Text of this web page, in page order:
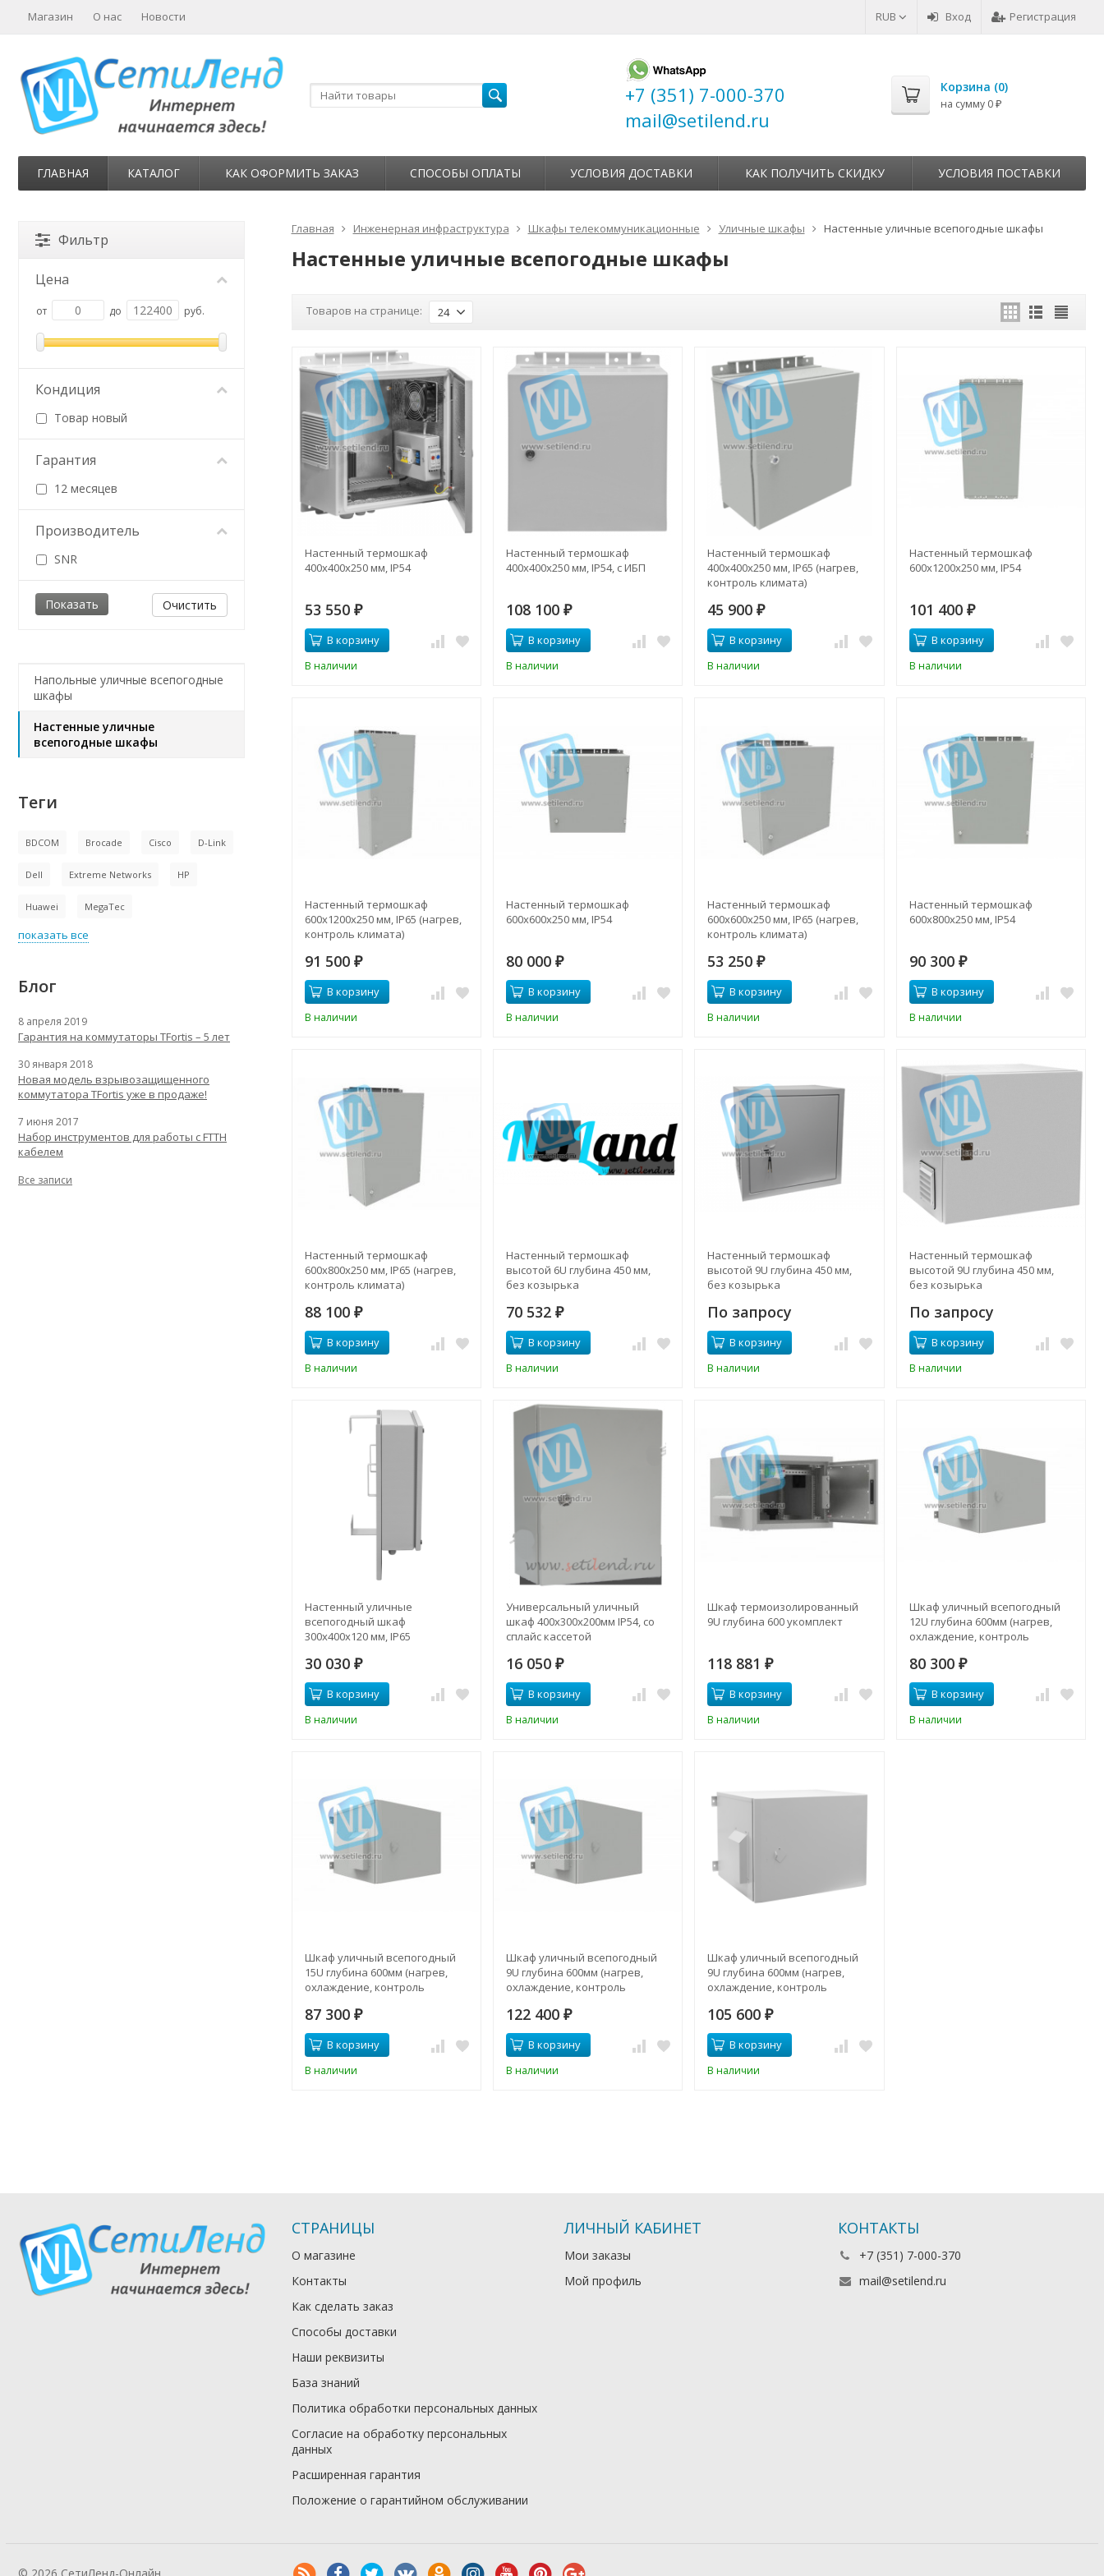
RUB Вход Регистрация
Магазин О нас Новости
+7 (351) 7-000-370
mail@setilend.ru
Корзина (0)
на сумму 0 ₽
ГЛАВНАЯ КАТАЛОГ КАК ОФОРМИТЬ ЗАКАЗ СПОСОБЫ ОПЛАТЫ УСЛОВИЯ ДОСТАВКИ КАК ПОЛУЧИТЬ СКИДКУ УСЛОВИЯ ПОСТАВКИ
Главная Инженерная инфраструктура Шкафы телекоммуникационные Уличные шкафы Настенные уличные всепогодные шкафы
Настенные уличные всепогодные шкафы
Товаров на странице: 24
Настенный термошкаф
400x400x250 мм, IP54
53 550 ₽
В корзину
В наличии
Настенный термошкаф
400x400x250 мм, IP54, с ИБП
108 100 ₽
В корзину
В наличии
Настенный термошкаф
400x400x250 мм, IP65 (нагрев,
контроль климата)
45 900₽
В корзину
В наличии
Настенный термошкаф
600x1200x250 мм, IP54
101 400 ₽
В корзину
В наличии
Настенный термошкаф
600x1200x250 мм, IP65 (нагрев,
контроль климата)
91 500 ₽
В корзину
В наличии
Настенный термошкаф
600x600x250 мм, IP54
80 000 ₽
В корзину
В наличии
Настенный термошкаф
600x600x250 мм, IP65 (нагрев,
контроль климата)
53 250₽
В корзину
В наличии
Настенный термошкаф
600x800x250 мм, IP54
90 300 ₽
В корзину
В наличии
Настенный термошкаф
600x800x250 мм, IP65 (нагрев,
контроль климата)
88 100 ₽
В корзину
В наличии
Настенный термошкаф
высотой 6U глубина 450 мм,
без козырька
70 532 ₽
В корзину
В наличии
Настенный термошкаф
высотой 9U глубина 450 мм,
без козырька
По запросу
В корзину
В наличии
Настенный термошкаф
высотой 9U глубина 450 мм,
без козырька
По запросу
В корзину
В наличии
Настенный уличные
всепогодный шкаф
300x400x120 мм, IP65
30 030 ₽
В корзину
В наличии
Универсальный уличный
шкаф 400x300x200мм IP54, со
сплайс кассетой
16 050 ₽
В корзину
В наличии
Шкаф термоизолированный
9U глубина 600 укомплект
118 881₽
В корзину
В наличии
Шкаф уличный всепогодный
12U глубина 600мм (нагрев,
охлаждение, контроль
80 300 ₽
В корзину
В наличии
Шкаф уличный всепогодный
15U глубина 600мм (нагрев,
охлаждение, контроль
87 300 ₽
В корзину
В наличии
Шкаф уличный всепогодный
9U глубина 600мм (нагрев,
охлаждение, контроль
122 400 ₽
В корзину
В наличии
Шкаф уличный всепогодный
9U глубина 600мм (нагрев,
охлаждение, контроль
105 600₽
В корзину
В наличии
Фильтр
Цена
от до руб.
Кондиция
Товар новый
Гарантия
12 месяцев
Производитель
SNR
Очистить
Напольные уличные всепогодные
шкафы
Настенные уличные
всепогодные шкафы
Теги
BDCOM Brocade Cisco D-Link
Dell Extreme Networks HP
Huawei MegaTec
показать все
Блог
8 апреля 2019
Гарантия на коммутаторы TFortis – 5 лет
30 января 2018
Новая модель взрывозащищенного
коммутатора TFortis уже в продаже!
7 июня 2017
Набор инструментов для работы с FTTH
кабелем
Все записи
СТРАНИЦЫ
О магазине
Контакты
Как сделать заказ
Способы доставки
Наши реквизиты
База знаний
Политика обработки персональных данных
Согласие на обработку персональных
данных
Расширенная гарантия
Положение о гарантийном обслуживании
ЛИЧНЫЙ КАБИНЕТ
Мои заказы
Мой профиль
КОНТАКТЫ
+7 (351) 7-000-370
mail@setilend.ru